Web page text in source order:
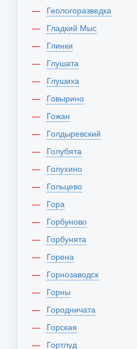
Геологоразведка
Гладкий Мыс
Глинки
Глушата
Глушиха
Говырино
Гожан
Голдыревский
Голубята
Голухино
Гольцево
Гора
Горбуново
Горбунята
Горена
Горнозаводск
Горны
Городничата
Горская
Гортлуд